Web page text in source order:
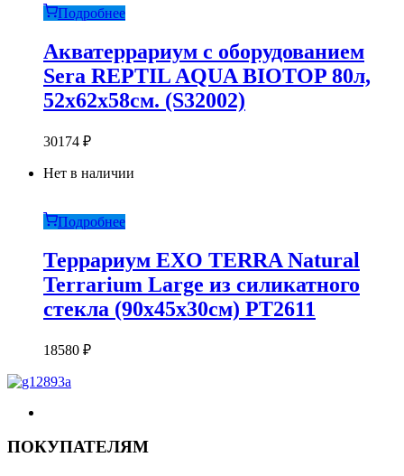
Подробнее
Акватеррариум с оборудованием
Sera REPTIL AQUA BIOTOP 80л,
52x62x58см. (S32002)
30174 ₽
Нет в наличии
Подробнее
Террариум EXO TERRA Natural
Terrarium Large из силикатного
стекла (90х45х30см) PT2611
18580 ₽
ПОКУПАТЕЛЯМ